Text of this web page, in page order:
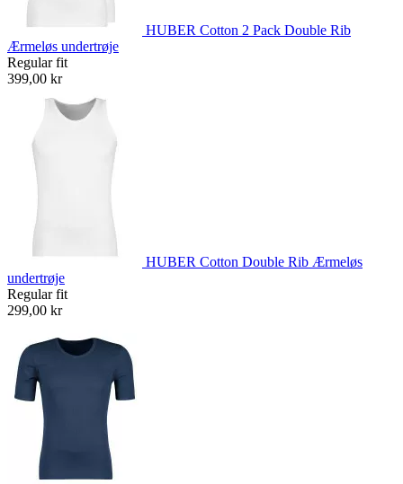
HUBER Cotton 2 Pack Double Rib
Ærmeløs undertrøje
Regular fit
399,00 kr
HUBER Cotton Double Rib Ærmeløs
undertrøje
Regular fit
299,00 kr